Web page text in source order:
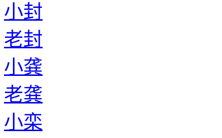
小封
老封
小龚
老龚
小栾